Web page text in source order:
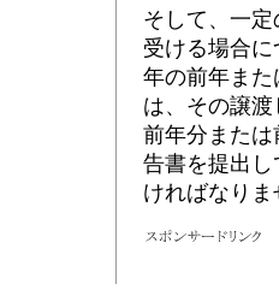
そして、一
受ける場合
年の前年ま
は、その譲
前年分また
告書を提出
ければなりま